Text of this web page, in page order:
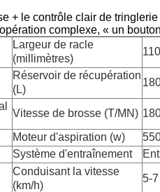
+ le contrôle clair de
complexe, « un
Largeur de racle
(millimètres)
Réservoir de récupération
(L)
Vitesse de brosse (T/MN)
Moteur d'aspiration (w)
Système d'entraînement
Conduisant la vitesse
(km/h)
5-7